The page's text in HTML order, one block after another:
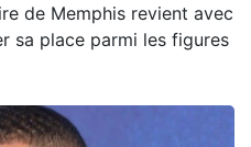
de Memphis revient avec
sa place parmi les figures